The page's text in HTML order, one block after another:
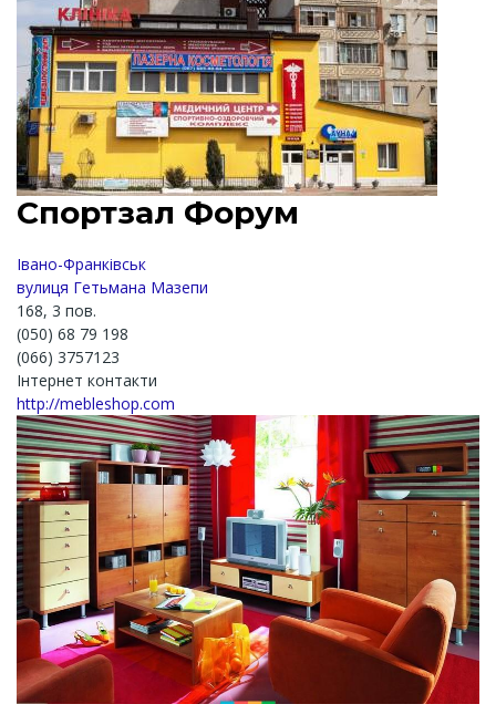
Спортзал Форум
Івано-Франківськ
вулиця Гетьмана Мазепи
168, 3 пов.
(050) 68 79 198
(066) 3757123
Інтернет контакти
http://mebleshop.com